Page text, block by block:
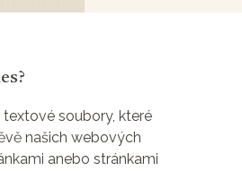
textové soubory, které
našich webových
anebo stránkami